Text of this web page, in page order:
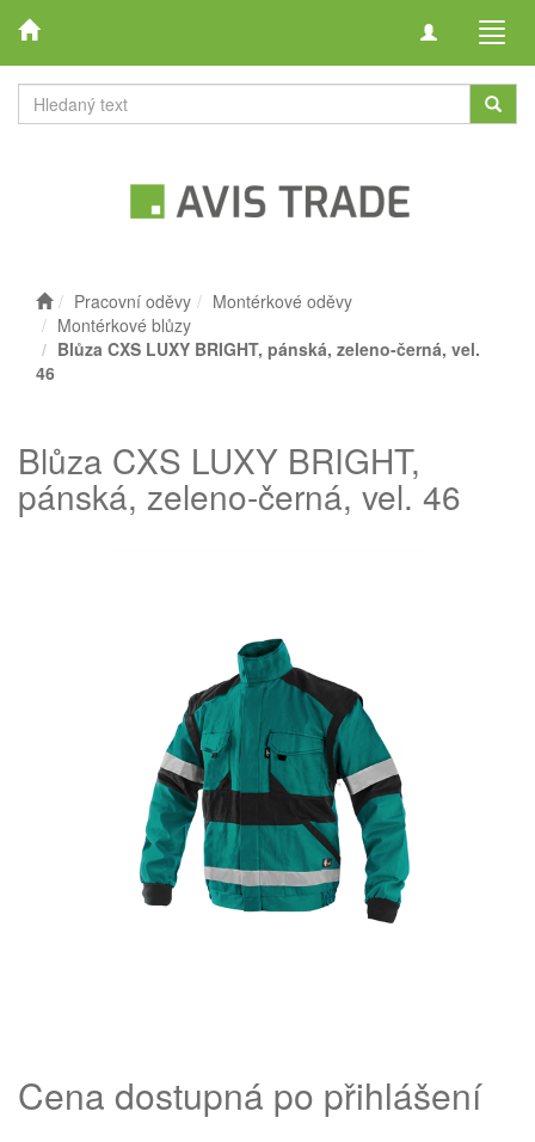
Toggle
Pracovní oděvy
Montérkové oděvy
Montérkové blůzy
Blůza CXS LUXY BRIGHT, pánská, zeleno-černá, vel.
46
Blůza CXS LUXY BRIGHT,
pánská, zeleno-černá, vel. 46
Cena dostupná po přihlášení